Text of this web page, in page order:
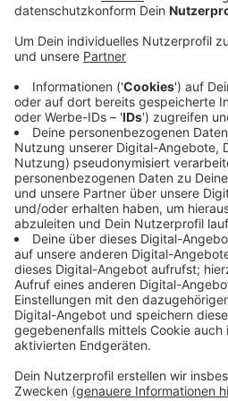
Anzeige
"Die Probleme, die es schon
sichtbarer und vergrößert",
Telefonseelsorge. Dazu
finanzielle Sorgen oder
trete jetzt zutage, "weil
und auch vielleicht enger
auch nicht."
Wenn Sie Sorgen haben und
möchten, wählen Sie eine
0 111 oder 0800 / 111 0 222.
Chat oder E-Mail ist möglich.
derWebseite der
Anzeige